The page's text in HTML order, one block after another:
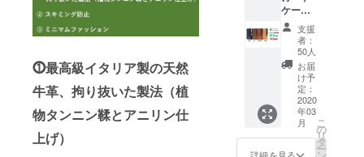
⓵最高級イタリア製の天然
牛革、 拘り抜いた製法（植
物タンニン鞣とアニリン仕
上げ）
オリジ
ナルbox
に入れ
てお届
けいた
しま
す。
カード
ケース
の大き
さをお
選びく
ださい
配送時
期：
2020年
3月下旬
より順
次発送
ケース
（コイ
ンポ
ケット
な
し）』
machi-
ya限定
割引
35％OF
F コー
ス 一般
支援
者：
50人
お届
け予
定：
2020
年03
月
こ
の
リ
タ
ー